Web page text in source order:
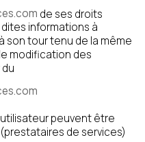
de l’article L. 223-2
vous pouvez vous
de ses droits
informations à
son tour tenu de la même
modification des
peuvent être
de services)